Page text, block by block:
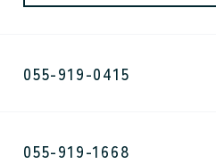
055-919-0415
055-919-1668